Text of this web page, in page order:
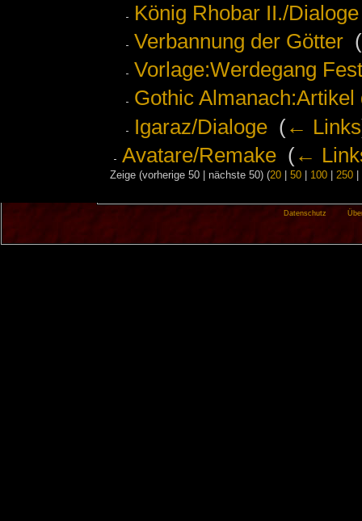
König Rhobar II./Dialoge
Verbannung der Götter‎ (
Vorlage:Werdegang
Gothic
Igaraz/Dialoge‎ (← Links
Avatare/Remake‎ (←
Zeige (vorherige 50 | nächste 50) (20| 50| 100| 250|
Datenschutz